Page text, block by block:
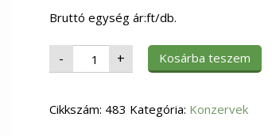
Bruttó egység ár:ft/db.
- CSEMEGE
KUKORICA
2120g
+ Kosárba teszem
Cikkszám: 483 Kategória: Konzervek